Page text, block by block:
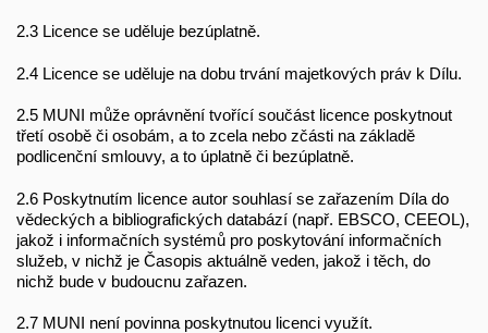
2.3 Licence se uděluje bezúplatně.
2.4 Licence se uděluje na dobu trvání majetkových práv k Dílu.
2.5 MUNI může oprávnění tvořící součást licence poskytnout
třetí osobě či osobám, a to zcela nebo zčásti na základě
podlicenční smlouvy, a to úplatně či bezúplatně.
2.6 Poskytnutím licence autor souhlasí se zařazením Díla do
vědeckých a bibliografických databází (např. EBSCO, CEEOL),
jakož i informačních systémů pro poskytování informačních
služeb, v nichž je Časopis aktuálně veden, jakož i těch, do
nichž bude v budoucnu zařazen.
2.7 MUNI není povinna poskytnutou licenci využít.